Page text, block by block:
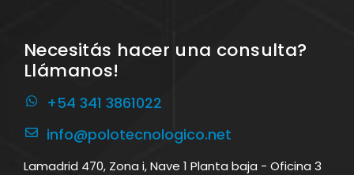
Necesitás hacer una consulta?
Llámanos!
+54 341 3861022
info@polotecnologico.net
Lamadrid 470, Zona i, Nave 1 Planta baja - Oficina 3